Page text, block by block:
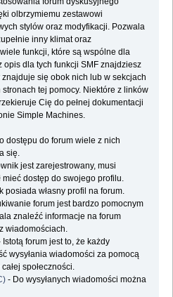
olbrzymiemu zestawowi
stylów oraz modyfikacji. Pozwala
inny klimat oraz
funkcji, które są wspólne dla
opis dla tych funkcji SMF znajdziesz
się obok nich lub w sekcjach
tej pomocy. Niektóre z linków
Cię do pełnej dokumentacji
Simple Machines.
dostępu do forum wiele z nich
się.
jest zarejestrowany, musi
mieć dostęp do swojego profilu.
posiada własny profil na forum.
forum jest bardzo pomocnym
znaleźć informacje na forum
wiadomościach.
Istotą forum jest to, że każdy
wysyłania wiadomości za pomocą
społeczności.
- Do wysyłanych wiadomości można